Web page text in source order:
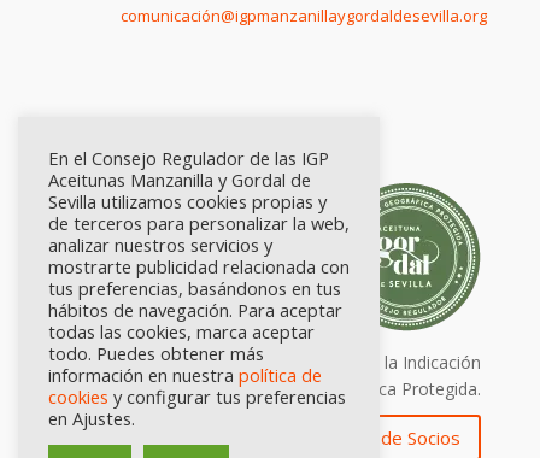
comunicación@igpmanzanillaygordaldesevilla.org
Calidad certificada por Origen. Sellos de la Indicación
Geográfica Protegida.
Zona de Socios
En el Consejo Regulador de las IGP
Aceitunas Manzanilla y Gordal de
Sevilla utilizamos cookies propias y
de terceros para personalizar la web,
analizar nuestros servicios y
mostrarte publicidad relacionada con
tus preferencias, basándonos en tus
hábitos de navegación. Para aceptar
todas las cookies, marca aceptar
todo. Puedes obtener más
información en nuestra política de
cookies y configurar tus preferencias
en Ajustes.